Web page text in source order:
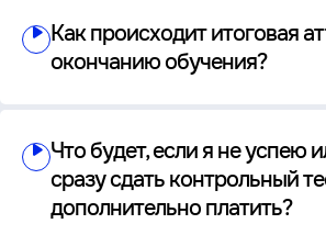
Как происходит итоговая
окончанию обучения?
Что будет, если я не успею
сразу сдать контрольный
дополнительно платить?